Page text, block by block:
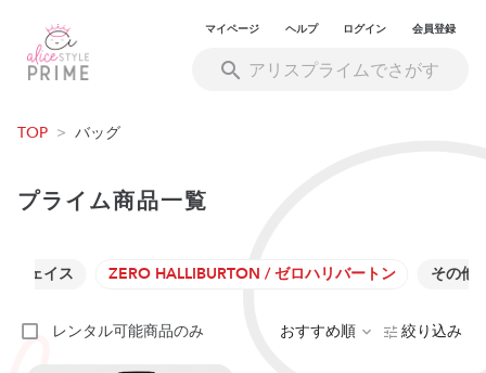
マイページ ヘルプ ログイン 会員登録
TOP > バッグ
プライム商品一覧
フェイス ZERO HALLIBURTON / ゼロハリバートン その他
レンタル可能商品のみ おすすめ順 絞り込み